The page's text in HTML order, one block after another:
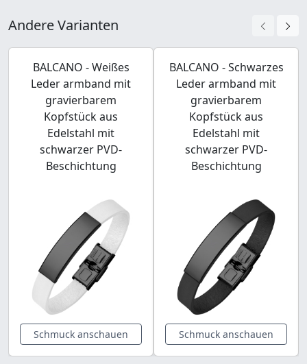
Andere Varianten
BALCANO - Weißes
Leder armband mit
gravierbarem
Kopfstück aus
Edelstahl mit
schwarzer PVD-
Beschichtung
Schmuck anschauen
BALCANO - Schwarzes
Leder armband mit
gravierbarem
Kopfstück aus
Edelstahl mit
schwarzer PVD-
Beschichtung
Schmuck anschauen